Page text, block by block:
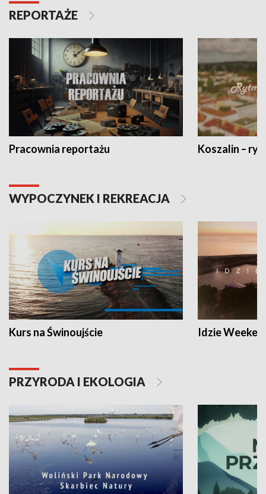
REPORTAŻE
Pracownia reportażu Koszalin –
WYPOCZYNEK I REKREACJA
Kurs na Świnoujście Idzie
PRZYRODA I EKOLOGIA